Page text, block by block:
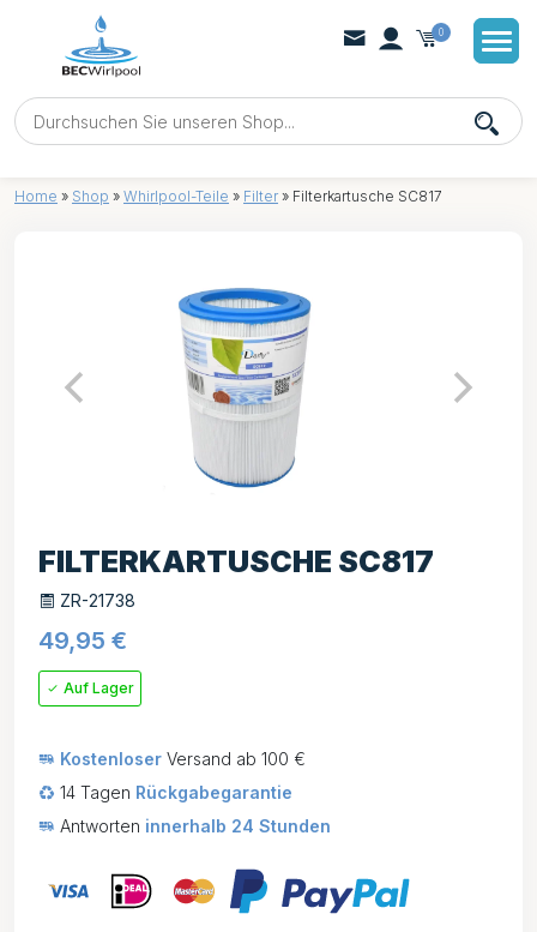
0
Home » Shop » Whirlpool-Teile » Filter » Filterkartusche SC817
FILTERKARTUSCHE SC817
ZR-21738
49,95 €
Auf Lager
Kostenloser Versand ab 100 €
14 Tagen Rückgabegarantie
Antworten innerhalb 24 Stunden